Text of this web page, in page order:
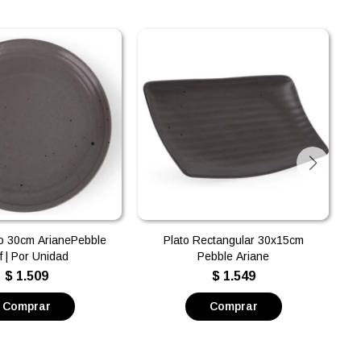
30cm ArianePebble
| Por Unidad
$ 1.509
Plato Rectangular 30x15cm
Pebble Ariane
$ 1.549